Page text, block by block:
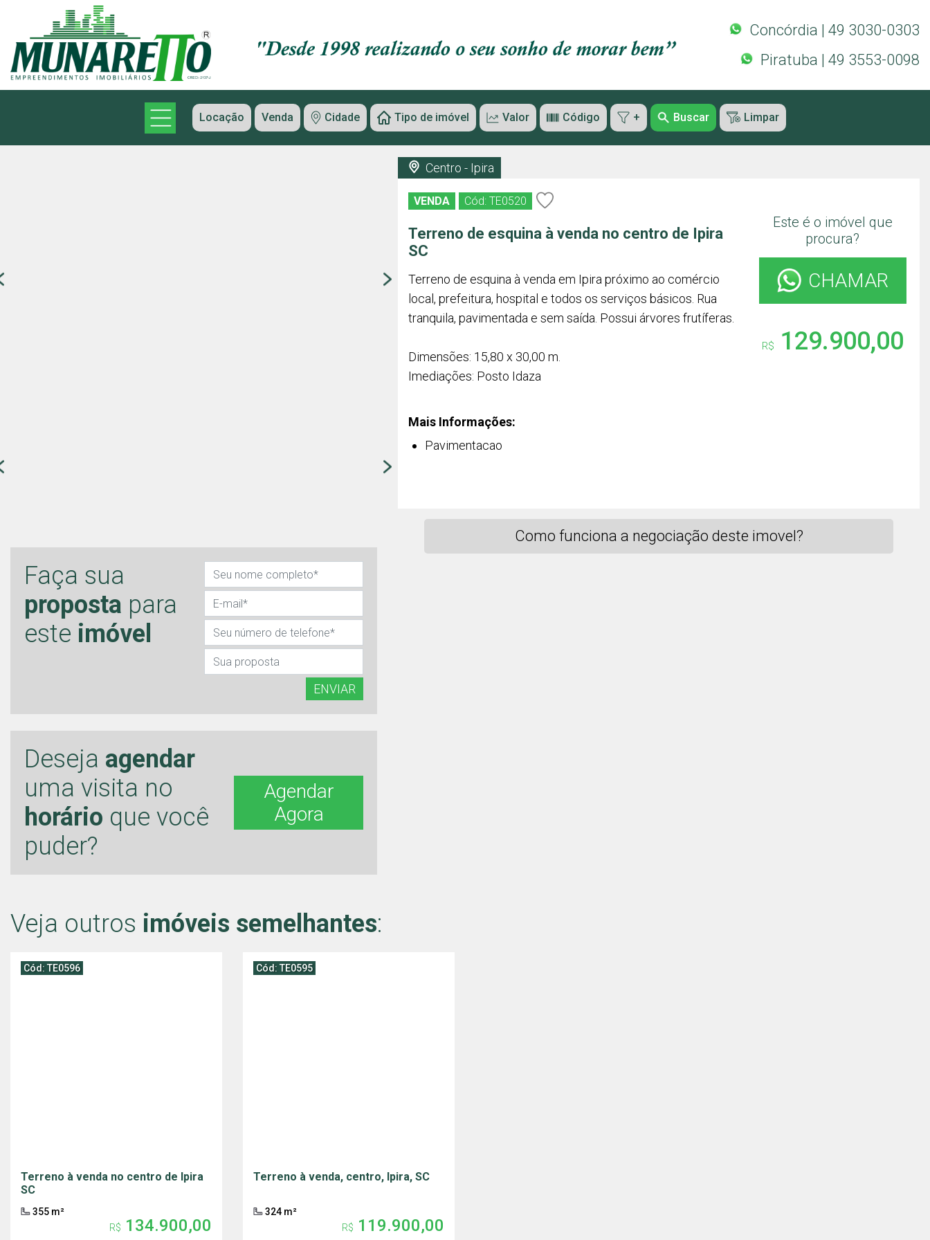
Concórdia | 49 3030-0303
Piratuba | 49 3553-0098
Locação Venda Cidade Tipo de imóvel Valor Código + Buscar Limpar
Faça sua
proposta para
este imóvel
ENVIAR
Deseja agendar
uma visita no
horário que você
puder?
Agendar
Agora
Centro - Ipira
VENDA Cód: TE0520
Terreno de esquina à venda no centro de Ipira
SC
Terreno de esquina à venda em Ipira próximo ao comércio
local, prefeitura, hospital e todos os serviços básicos. Rua
tranquila, pavimentada e sem saída. Possui árvores frutíferas.
Dimensões: 15,80 x 30,00 m.
Imediações: Posto Idaza
Mais Informações:
Pavimentacao
Este é o imóvel que
procura?
CHAMAR
R$ 129.900,00
Como funciona a negociação deste imovel?
Veja outros imóveis semelhantes:
Cód: TE0596
Terreno à venda no centro de Ipira
SC
355 m²
R$ 134.900,00
Cód: TE0595
Terreno à venda, centro, Ipira, SC
324 m²
R$ 119.900,00